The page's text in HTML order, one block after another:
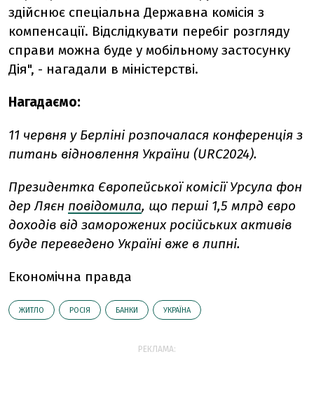
здійснює спеціальна Державна комісія з
компенсації. Відслідкувати перебіг розгляду
справи можна буде у мобільному застосунку
Дія", - нагадали в міністерстві.
Нагадаємо:
11 червня у Берліні розпочалася конференція з
питань відновлення України (URC2024).
Президентка Європейської комісії Урсула фон
дер Ляєн повідомила, що перші 1,5 млрд євро
доходів від заморожених російських активів
буде переведено Україні вже в липні.
Економічна правда
ЖИТЛО РОСІЯ БАНКИ УКРАЇНА
РЕКЛАМА: